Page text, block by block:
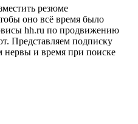
резюме
оно всё время было
hh.ru по продвижению
Представляем подписку
нервы и время при поиске